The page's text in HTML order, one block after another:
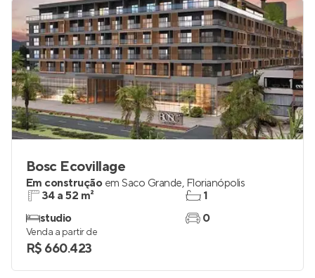
Bosc Ecovillage
Em construção em Saco Grande, Florianópolis
34 a 52 m²
studio
1
0
Venda a partir de
R$ 660.423